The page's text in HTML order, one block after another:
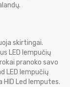
skirtingai.
LED lempučių
pranoko savo
LED lempučių
Led lemputes.